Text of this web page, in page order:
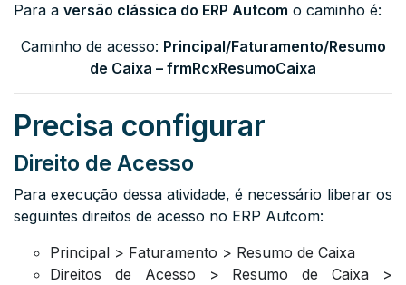
Para a versão clássica do ERP Autcom o caminho é:
Caminho de acesso: Principal/Faturamento/Resumo
de Caixa – frmRcxResumoCaixa
Precisa configurar
Direito de Acesso
Para execução dessa atividade, é necessário liberar os
seguintes direitos de acesso no ERP Autcom:
Principal > Faturamento > Resumo de Caixa
Direitos de Acesso > Resumo de Caixa >